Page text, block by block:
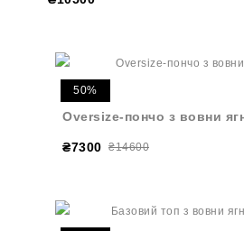
50%
Oversize-пончо з вовни
₴7300 ₴14600